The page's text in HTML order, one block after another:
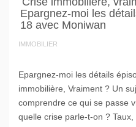
Epargnez-moi les
18 avec Moniwan
IMMOBILIER
Epargnez-moi les détails
immobilière, Vraiment ? Un
comprendre ce qui se passe
quelle crise parle-t-on ? Taux,